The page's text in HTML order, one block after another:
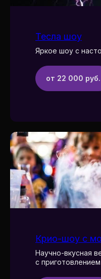
Тесла шоу
Яркое шоу с
от 22 000 руб.
Крио-шоу с
Научно-вкусная
с